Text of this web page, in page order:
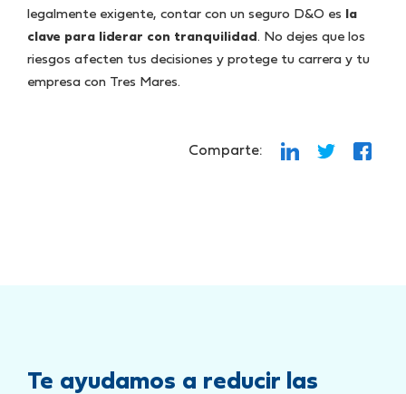
legalmente exigente, contar con un seguro D&O es
la
clave para liderar con tranquilidad . No dejes que los
riesgos afecten tus decisiones y protege tu carrera y tu
empresa con Tres Mares.
Comparte:
Te ayudamos a reducir las